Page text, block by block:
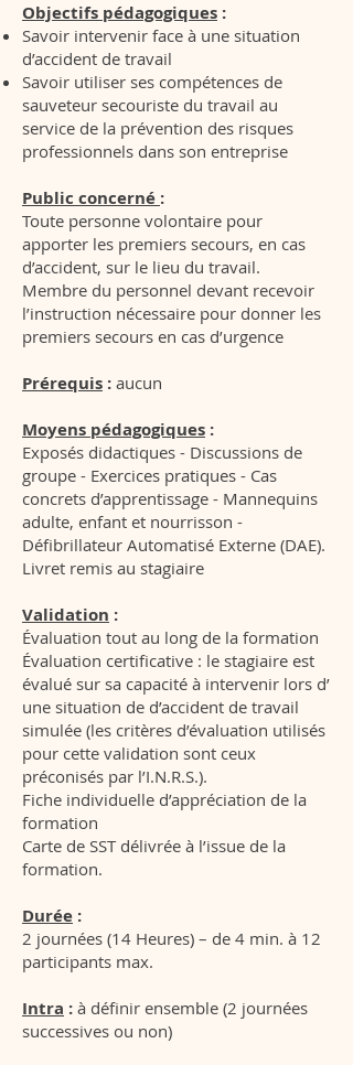
Objectifs pédagogiques :
Savoir intervenir face à une situation
d’accident de travail
Savoir utiliser ses compétences de
sauveteur secouriste du travail au
service de la prévention des risques
professionnels dans son entreprise
Public concerné :
Toute personne volontaire pour
apporter les premiers secours, en cas
d’accident, sur le lieu du travail.
Membre du personnel devant recevoir
l’instruction nécessaire pour donner les
premiers secours en cas d’urgence
Prérequis : aucun
Moyens pédagogiques :
Exposés didactiques - Discussions de
groupe - Exercices pratiques - Cas
concrets d’apprentissage - Mannequins
adulte, enfant et nourrisson -
Défibrillateur Automatisé Externe (DAE).
Livret remis au stagiaire
Validation :
Évaluation tout au long de la formation
Évaluation certificative : le stagiaire est
évalué sur sa capacité à intervenir lors d’
une situation de d’accident de travail
simulée (les critères d’évaluation utilisés
pour cette validation sont ceux
préconisés par l’I.N.R.S.).
Fiche individuelle d’appréciation de la
formation
Carte de SST délivrée à l’issue de la
formation.
Durée :
2 journées (14 Heures) – de 4 min. à 12
participants max.
Intra : à définir ensemble (2 journées
successives ou non)